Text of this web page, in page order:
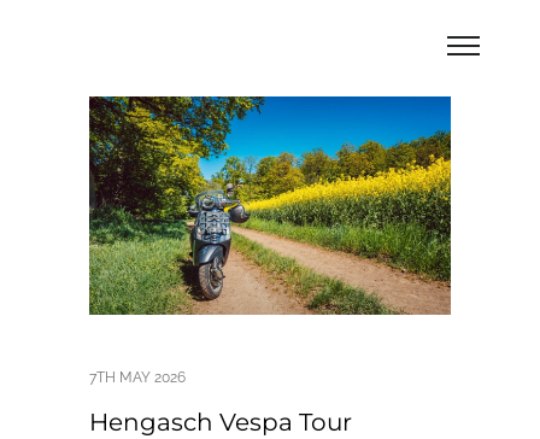
7TH MAY 2026
Hengasch Vespa Tour